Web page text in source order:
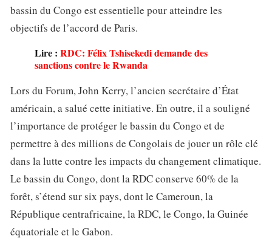
bassin du Congo est essentielle pour atteindre les
objectifs de l’accord de Paris.
Lire : RDC: Félix Tshisekedi demande des
sanctions contre le Rwanda
Lors du Forum, John Kerry, l’ancien secrétaire d’État
américain, a salué cette initiative. En outre, il a souligné
l’importance de protéger le bassin du Congo et de
permettre à des millions de Congolais de jouer un rôle clé
dans la lutte contre les impacts du changement climatique.
Le bassin du Congo, dont la RDC conserve 60% de la
forêt, s’étend sur six pays, dont le Cameroun, la
République centrafricaine, la RDC, le Congo, la Guinée
équatoriale et le Gabon.